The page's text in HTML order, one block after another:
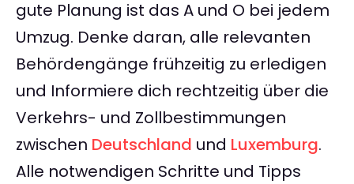
gute Planung ist das A und O bei jedem
Umzug. Denke daran, alle relevanten
Behördengänge frühzeitig zu erledigen
und Informiere dich rechtzeitig über die
Verkehrs- und Zollbestimmungen
zwischen Deutschland und Luxemburg.
Alle notwendigen Schritte und Tipps